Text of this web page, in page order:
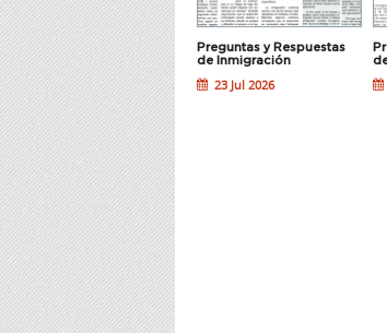
Preguntas y Respuestas
de Inmigración
30 Jul 2026
Preguntas y Respuestas
de Inmigración
23 Jul 2026